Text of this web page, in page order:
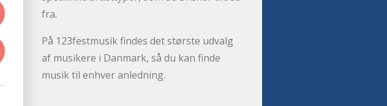
fra.
På 123festmusik findes det største udvalg
af musikere i Danmark, så du kan finde
musik til enhver anledning.